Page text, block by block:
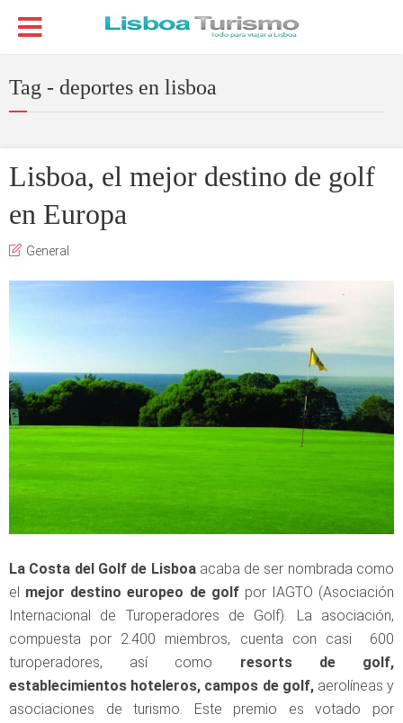
Tag - deportes en lisboa
Lisboa, el mejor destino de golf
en Europa
General
La Costa del Golf de Lisboaacaba de ser nombrada como
el mejor destino europeo de golfpor IAGTO (Asociación
Internacional de Turoperadores de Golf). La asociación,
compuesta por 2.400 miembros, cuenta con casi 600
turoperadores, así como resorts de golf,
establecimientos hoteleros, campos de golf,aerolíneas y
asociaciones de turismo. Este premio es votado por